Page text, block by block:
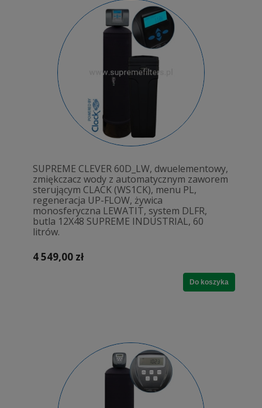
SUPREME CLEVER 60D_LW, dwuelementowy,
zmiękczacz wody z automatycznym zaworem
sterującym CLACK (WS1CK), menu PL,
regeneracja UP-FLOW, żywica
monosferyczna LEWATIT, system DLFR,
butla 12X48 SUPREME INDUSTRIAL, 60
litrów.
4 549,00 zł
Do koszyka